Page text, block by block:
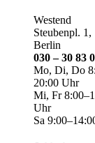
Westend
Steubenpl. 1,
Berlin
030 – 30 83
Mo, Di, Do
20:00 Uhr
Mi, Fr
Uhr
Sa